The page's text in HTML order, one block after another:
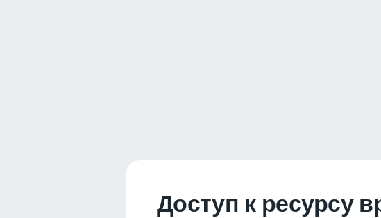
Доступ к ресурсу